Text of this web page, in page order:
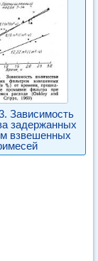
Зависимость
задержанных
взвешенных